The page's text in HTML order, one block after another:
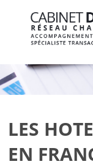
LES
EN